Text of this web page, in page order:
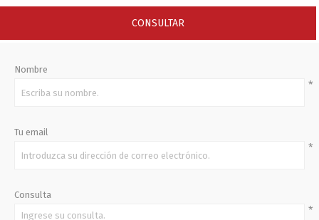
CONSULTAR
Nombre
*
Tu email
*
Consulta
*